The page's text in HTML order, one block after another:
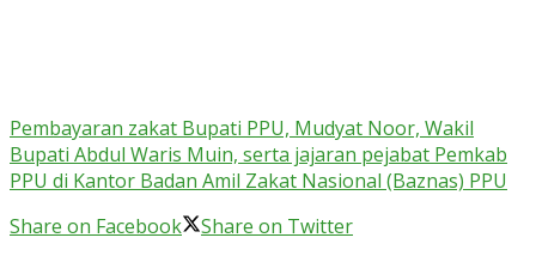
Pembayaran zakat Bupati PPU, Mudyat Noor, Wakil
Bupati Abdul Waris Muin, serta jajaran pejabat Pemkab
PPU di Kantor Badan Amil Zakat Nasional (Baznas) PPU
Share on Facebook
Share on Twitter